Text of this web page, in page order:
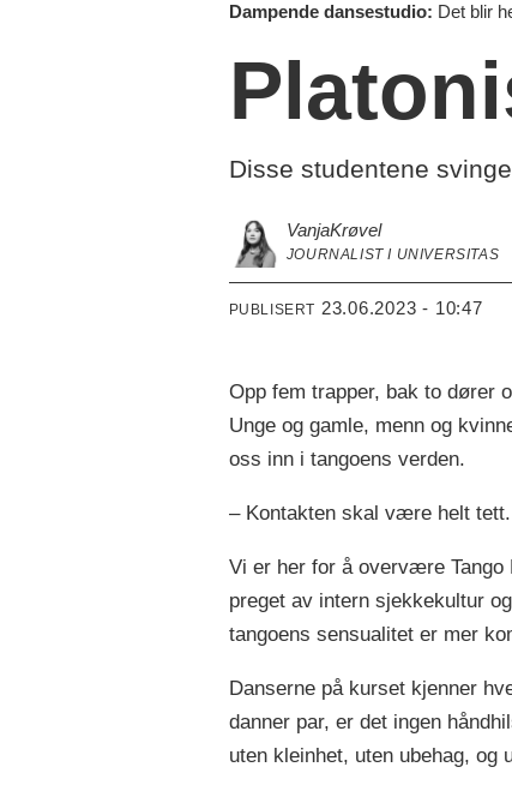
Dampende dansestudio: Det blir
Disse studentene
VanjaKrøvel
JOURNALIST I UNIVERSITAS
PUBLISERT 23.06.2023 - 10:47
Opp fem trapper, bak to dører
Unge og gamle, menn og
oss inn i tangoens verden.
– Kontakten skal være helt
Vi er her for å overvære
preget av intern sjekkekultur
tangoens sensualitet er mer
Danserne på kurset kjenner
danner par, er det ingen
uten kleinhet, uten ubehag,